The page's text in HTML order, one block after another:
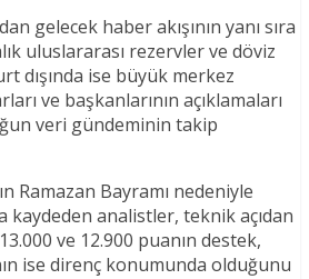
gelecek haber akışının yanı sıra
uluslararası rezervler ve döviz
dışında ise büyük merkez
ve başkanlarının açıklamaları
veri gündeminin takip
Ramazan Bayramı nedeniyle
kaydeden analistler, teknik açıdan
ve 12.900 puanın destek,
ise direnç konumunda olduğunu